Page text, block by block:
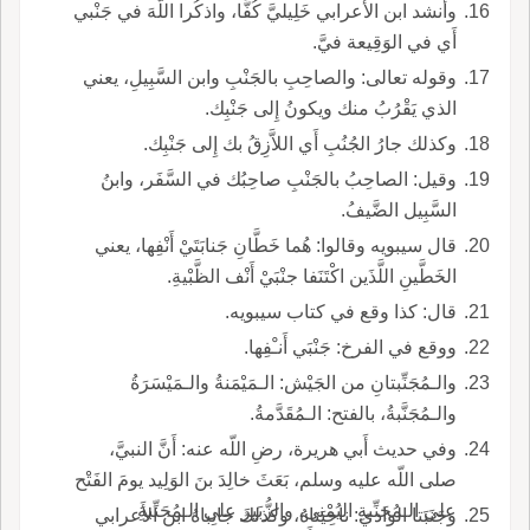
وأَنشد ابن الأَعرابي خَلِيليَّ كُفَّا، واذكُرا اللّهَ في جَنْبي
أَي في الوَقِيعة فيَّ.
وقوله تعالى: والصاحِبِ بالجَنْبِ وابن السَّبِيلِ، يعني
الذي يَقْرُبُ منك ويكونُ إِلى جَنْبِك.
وكذلك جارُ الجُنُبِ أَي اللاَّزِقُ بك إِلى جَنْبِك.
وقيل: الصاحِبُ بالجَنْبِ صاحِبُك في السَّفَر، وابنُ
السَّبِيل الضَّيفُ.
قال سيبويه وقالوا: هُما خَطَّانِ جَنابَتَيْ أَنْفِها، يعني
الخَطَّينِ اللَّذَين اكْتَنَفا جنْبَيْ أَنْف الظَّبْيةِ.
قال: كذا وقع في كتاب سيبويه.
ووقع في الفرخ: جَنْبَي أَنـْفِها.
والـمُجَنِّبتانِ من الجَيْش: الـمَيْمَنةُ والـمَيْسَرَةُ
والـمُجَنَّبةُ، بالفتح: الـمُقَدَّمةُ.
وفي حديث أَبي هريرة، رضِ اللّه عنه: أَنَّ النبيَّ،
صلى اللّه عليه وسلم، بَعَثَ خالِدَ بنَ الوَلِيد يومَ الفَتْح
على الـمُجَنِّبةِ اليُمْنى، والزُّبَيرَ على الـمُجَنِّبةِ
وجَنَبَتا الوادي: ناحِيَتاهُ، وكذلك جانِباهُ ابن الأَعرابي